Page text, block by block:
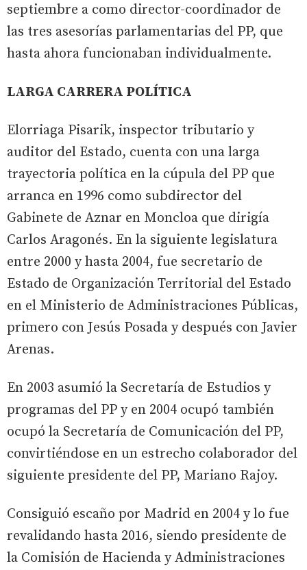
septiembre a como director-coordinador de
las tres asesorías parlamentarias del PP, que
hasta ahora funcionaban individualmente.
LARGA CARRERA POLÍTICA
Elorriaga Pisarik, inspector tributario y
auditor del Estado, cuenta con una larga
trayectoria política en la cúpula del PP que
arranca en 1996 como subdirector del
Gabinete de Aznar en Moncloa que dirigía
Carlos Aragonés. En la siguiente legislatura
entre 2000 y hasta 2004, fue secretario de
Estado de Organización Territorial del Estado
en el Ministerio de Administraciones Públicas,
primero con Jesús Posada y después con Javier
Arenas.
En 2003 asumió la Secretaría de Estudios y
programas del PP y en 2004 ocupó también
ocupó la Secretaría de Comunicación del PP,
convirtiéndose en un estrecho colaborador del
siguiente presidente del PP, Mariano Rajoy.
Consiguió escaño por Madrid en 2004 y lo fue
revalidando hasta 2016, siendo presidente de
la Comisión de Hacienda y Administraciones